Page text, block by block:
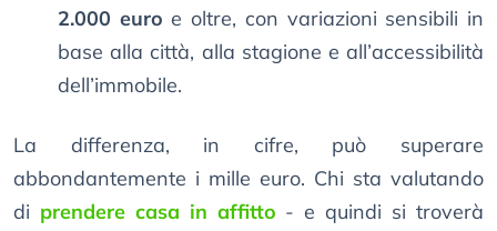
2.000 euro e oltre, con variazioni sensibili in
base alla città, alla stagione e all’accessibilità
dell’immobile.
La differenza, in cifre, può superare
abbondantemente i mille euro. Chi sta valutando
di prendere casa in affitto - e quindi si troverà